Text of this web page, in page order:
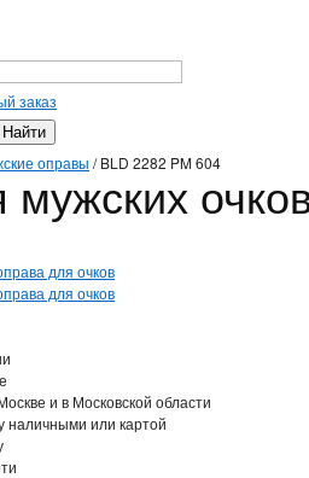
заказ
оправы /BLD 2282 PM 604
и в Московской области
наличными или картой